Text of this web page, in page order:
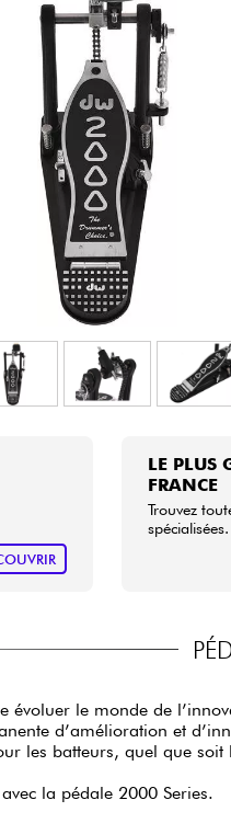
Eveil
Packs
LE PLUS
FRANCE
Trouvez
spécialisées.
évoluer le monde de
d’amélioration et
les batteurs, quel que soit
la pédale 2000 Series.